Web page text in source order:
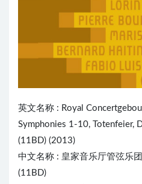
英文名称 : Royal
Symphonies 1-10, Totenfeier,
(11BD) (2013)
中文名称 : 皇家音乐厅管弦乐
(11BD)